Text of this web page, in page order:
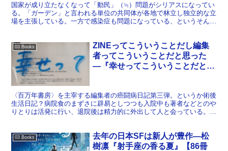
国家が成り立たなくなって「動民」（≒）問題がシリアスになってい
る。「ガーデン」と言われる単位の共同体が各地で林立し独立的な立
場を主張している。一方で感染症も問題になっている、というそんな
03 Books
ZINEってこういうことだし編集
者ってこういうことだと思った
―『幸せってこういうことだと思
〈百万年書房〉を主宰する編集者の癌闘病日記第三弾。というか術後
生活日記？病院食のまずさに辟易としつつも入院中も著者などとのや
りとりは活発に行い、退院後は精力的に外出して人と会っている。基
03 Books
去年の日本SFは新人が豊作―松
樹凛『射手座の香る夏』【86冊